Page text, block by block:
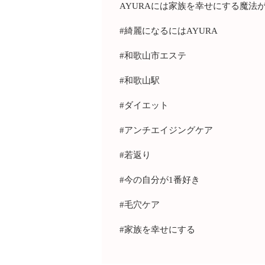
AYURAには家族を幸せにする魔法
#綺麗になるにはAYURA
#和歌山市エステ
#和歌山駅
#ダイエット
#アンチエイジングケア
#若返り
#今の自分が1番好き
#毛穴ケア
#家族を幸せにする